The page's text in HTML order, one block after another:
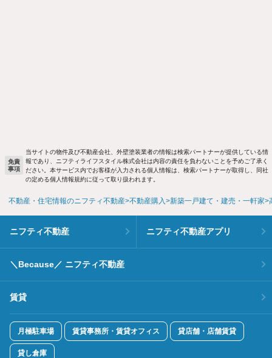
免責
事項
当サイトの物件及び不動産会社、外壁塗装業者の情報は検索パートナーが提供している情
報であり、ニフティライフスタイル株式会社は内容の責任を負わないことを予めご了承く
ださい。本サービス内でお客様が入力される個人情報は、検索パートナーが取得し、同社
の定める個人情報規約に従って取り扱われます。
不動産・住宅情報のニフティ不動産 不動産購入 新築一戸建て・建売・一軒家
ニフティ不動産 ニフティ不動産アプリ
＼Because／ ニフティ不動産
賃貸
月極駐車場 賃貸事務所・賃貸オフィス 貸店舗・店舗賃貸
貸し倉庫